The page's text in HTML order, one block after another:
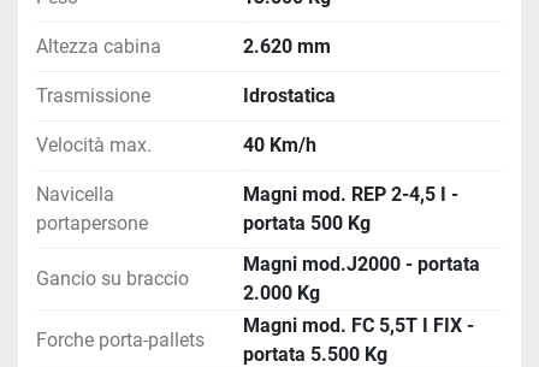
Altezza cabina 2.620 mm
Trasmissione Idrostatica
Velocità max. 40 Km/h
Navicella
portapersone
Magni mod. REP 2-4,5 I -
portata 500 Kg
Gancio su braccio
Magni mod.J2000 - portata
2.000 Kg
Forche porta-pallets
Magni mod. FC 5,5T I FIX -
portata 5.500 Kg